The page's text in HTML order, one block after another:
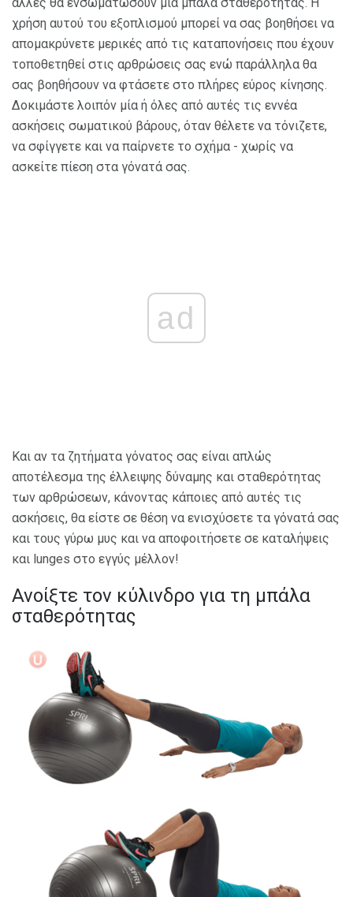
χρήση αυτού του εξοπλισμού μπορεί να σας βοηθήσει να
απομακρύνετε μερικές από τις καταπονήσεις που έχουν
τοποθετηθεί στις αρθρώσεις σας ενώ παράλληλα θα
σας βοηθήσουν να φτάσετε στο πλήρες εύρος κίνησης.
Δοκιμάστε λοιπόν μία ή όλες από αυτές τις εννέα
ασκήσεις σωματικού βάρους, όταν θέλετε να τόνιζετε,
να σφίγγετε και να παίρνετε το σχήμα - χωρίς να
ασκείτε πίεση στα γόνατά σας.
ad
Και αν τα ζητήματα γόνατος σας είναι απλώς
αποτέλεσμα της έλλειψης δύναμης και σταθερότητας
των αρθρώσεων, κάνοντας κάποιες από αυτές τις
ασκήσεις, θα είστε σε θέση να ενισχύσετε τα γόνατά σας
και τους γύρω μυς και να αποφοιτήσετε σε καταλήψεις
και lunges στο εγγύς μέλλον!
Ανοίξτε τον κύλινδρο για τη μπάλα
σταθερότητας